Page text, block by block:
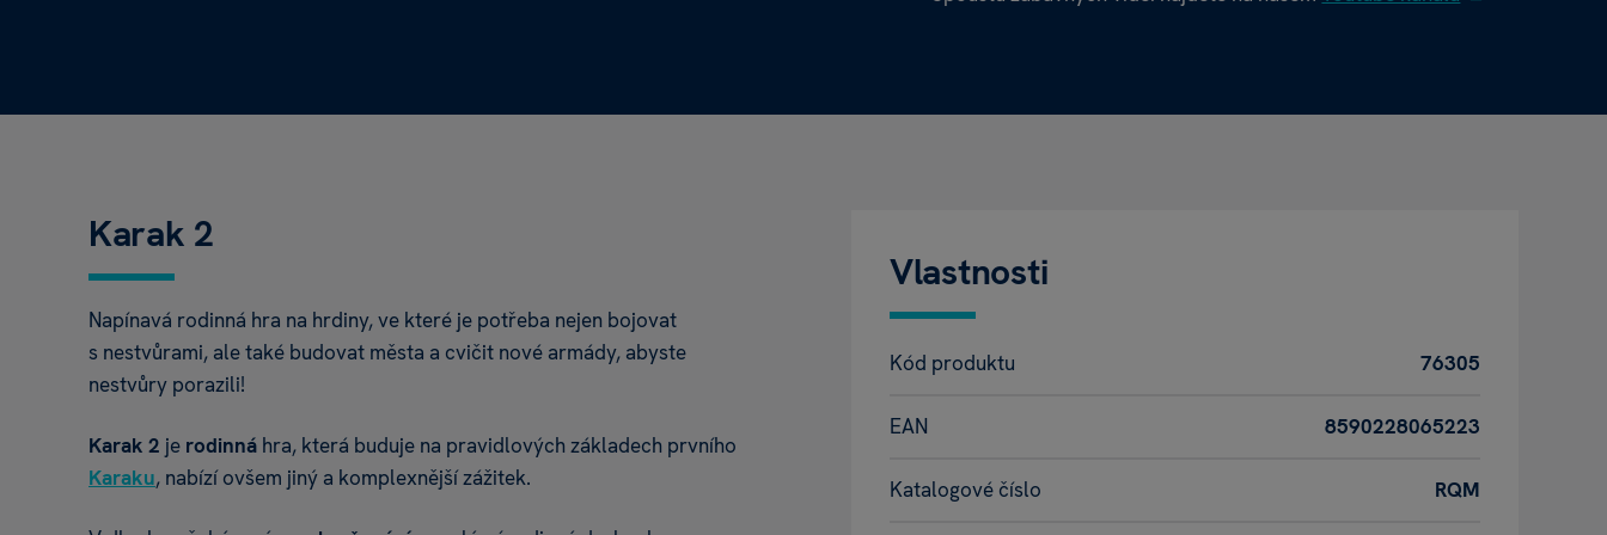
Karak 2
Napínavá rodinná hra na hrdiny, ve které je potřeba nejen bojovat
s nestvůrami, ale také budovat města a cvičit nové armády, abyste
nestvůry porazili!
Karak 2 je rodinná hra, která buduje na pravidlových základech prvního
Karaku, nabízí ovšem jiný a komplexnější zážitek.
Vlastnosti
Kód produktu 76305
EAN 8590228065223
Katalogové číslo RQM